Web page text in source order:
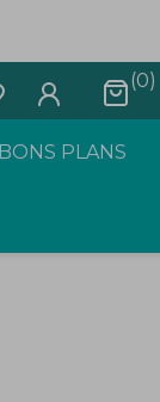
(0)
BONS PLANS